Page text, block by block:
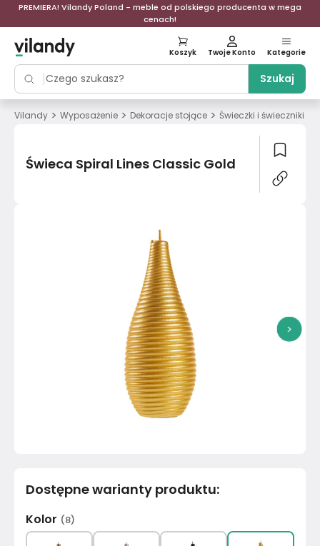
PREMIERA! Vilandy Poland - meble od polskiego producenta w mega
cenach!
Szukaj
Koszyk Twoje Konto Kategorie
Vilandy > Wyposażenie > Dekoracje stojące > Świeczki i świeczniki
Świeca Spiral Lines Classic Gold
>
Dostępne warianty produktu:
Kolor (8)